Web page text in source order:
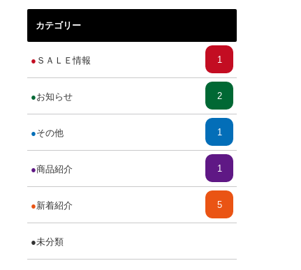
カテゴリー
ＳＡＬＥ情報 1
お知らせ 2
その他 1
商品紹介 1
新着紹介 5
未分類